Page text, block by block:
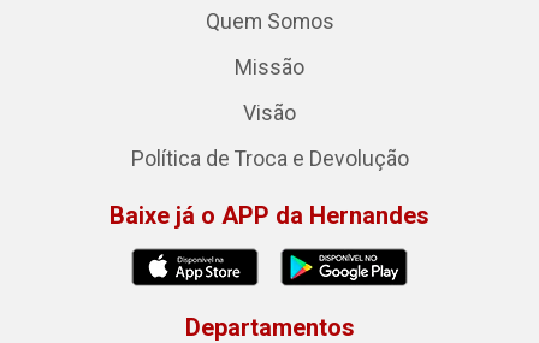
Quem Somos
Missão
Visão
Política de Troca e Devolução
Baixe já o APP da Hernandes
Departamentos